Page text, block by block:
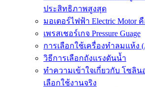
ประสิทธิภาพสูงสุด
มอเตอร์ไฟฟ้า Electric Motor
เพรสเชอร์เกจ Pressure Guage
การเลือกใช้เครื่องทำลมแห้ง
วิธีการเลือกถังแรงดันน้ำ
ทำความเข้าใจเกี่ยวกับ โซลิน
เลือกใช้งานจริง